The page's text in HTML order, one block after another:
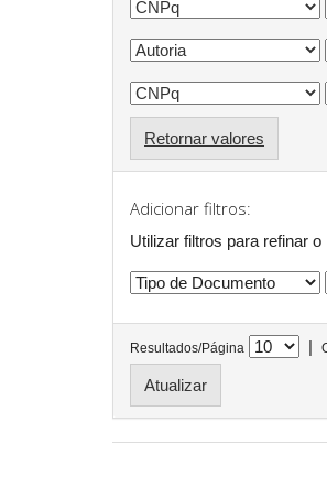
Retornar valores
Adicionar filtros:
Utilizar filtros para refinar
Resultados/Página |